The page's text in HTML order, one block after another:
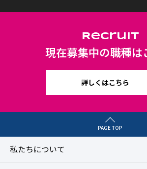
Recruit
現在募集中の職種は
詳しくはこちら
PAGE TOP
私たちについて